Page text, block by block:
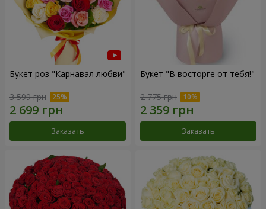
Букет роз "Карнавал любви"
3 599 грн
Заказать
Букет "В восторге от тебя!"
2 775 грн
Заказать